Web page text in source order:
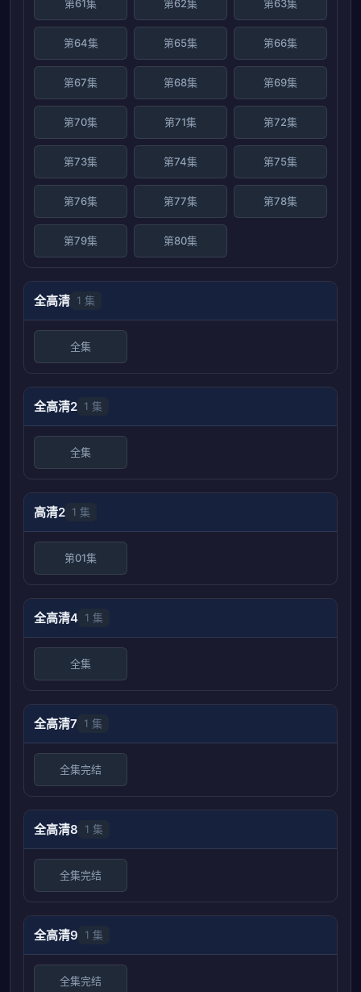
第61集 第62集 第63集
第64集 第65集 第66集
第67集 第68集 第69集
第70集 第71集 第72集
第73集 第74集 第75集
第76集 第77集 第78集
第79集 第80集
全高清 1 集
全集
全高清2 1 集
全集
高清2 1 集
第01集
全高清4 1 集
全集
全高清7 1 集
全集完结
全高清8 1 集
全集完结
全高清9 1 集
全集完结